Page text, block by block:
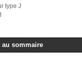
type J
au sommaire